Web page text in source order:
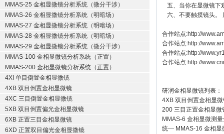
MMAS-25 金相显微镜分析系统（微分干涉）
MMAS-26 金相显微镜分析系统（明暗场）
MMAS-27 金相显微镜分析系统（明暗场）
MMAS-28 金相显微镜分析系统（明暗场）
MMAS-29 金相显微镜分析系统（微分干涉）
MMAS-100 金相显微镜分析系统（正置）
MMAS-200 金相显微镜分析系统（正置）
4XI 单目倒置金相显微镜
4XB 双目倒置金相显微镜
4XC 三目倒置金相显微镜
5XB 双目倒置偏光金相显微镜
6XB 正置三目金相显微镜
6XD 正置双目偏光金相显微镜
五、当你在显微镜下
六、不要触摸镜头。
合作站点:http://
合作站点:http://
合作站点:http://
合作站点:http://
研润金相显微镜列表：
4XB 双目倒置金相显
200 三目正置金相显微
MMAS-6 金相显微测
统--- MMAS-16 金相显